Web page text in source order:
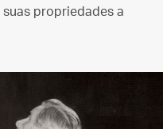
propriedades a